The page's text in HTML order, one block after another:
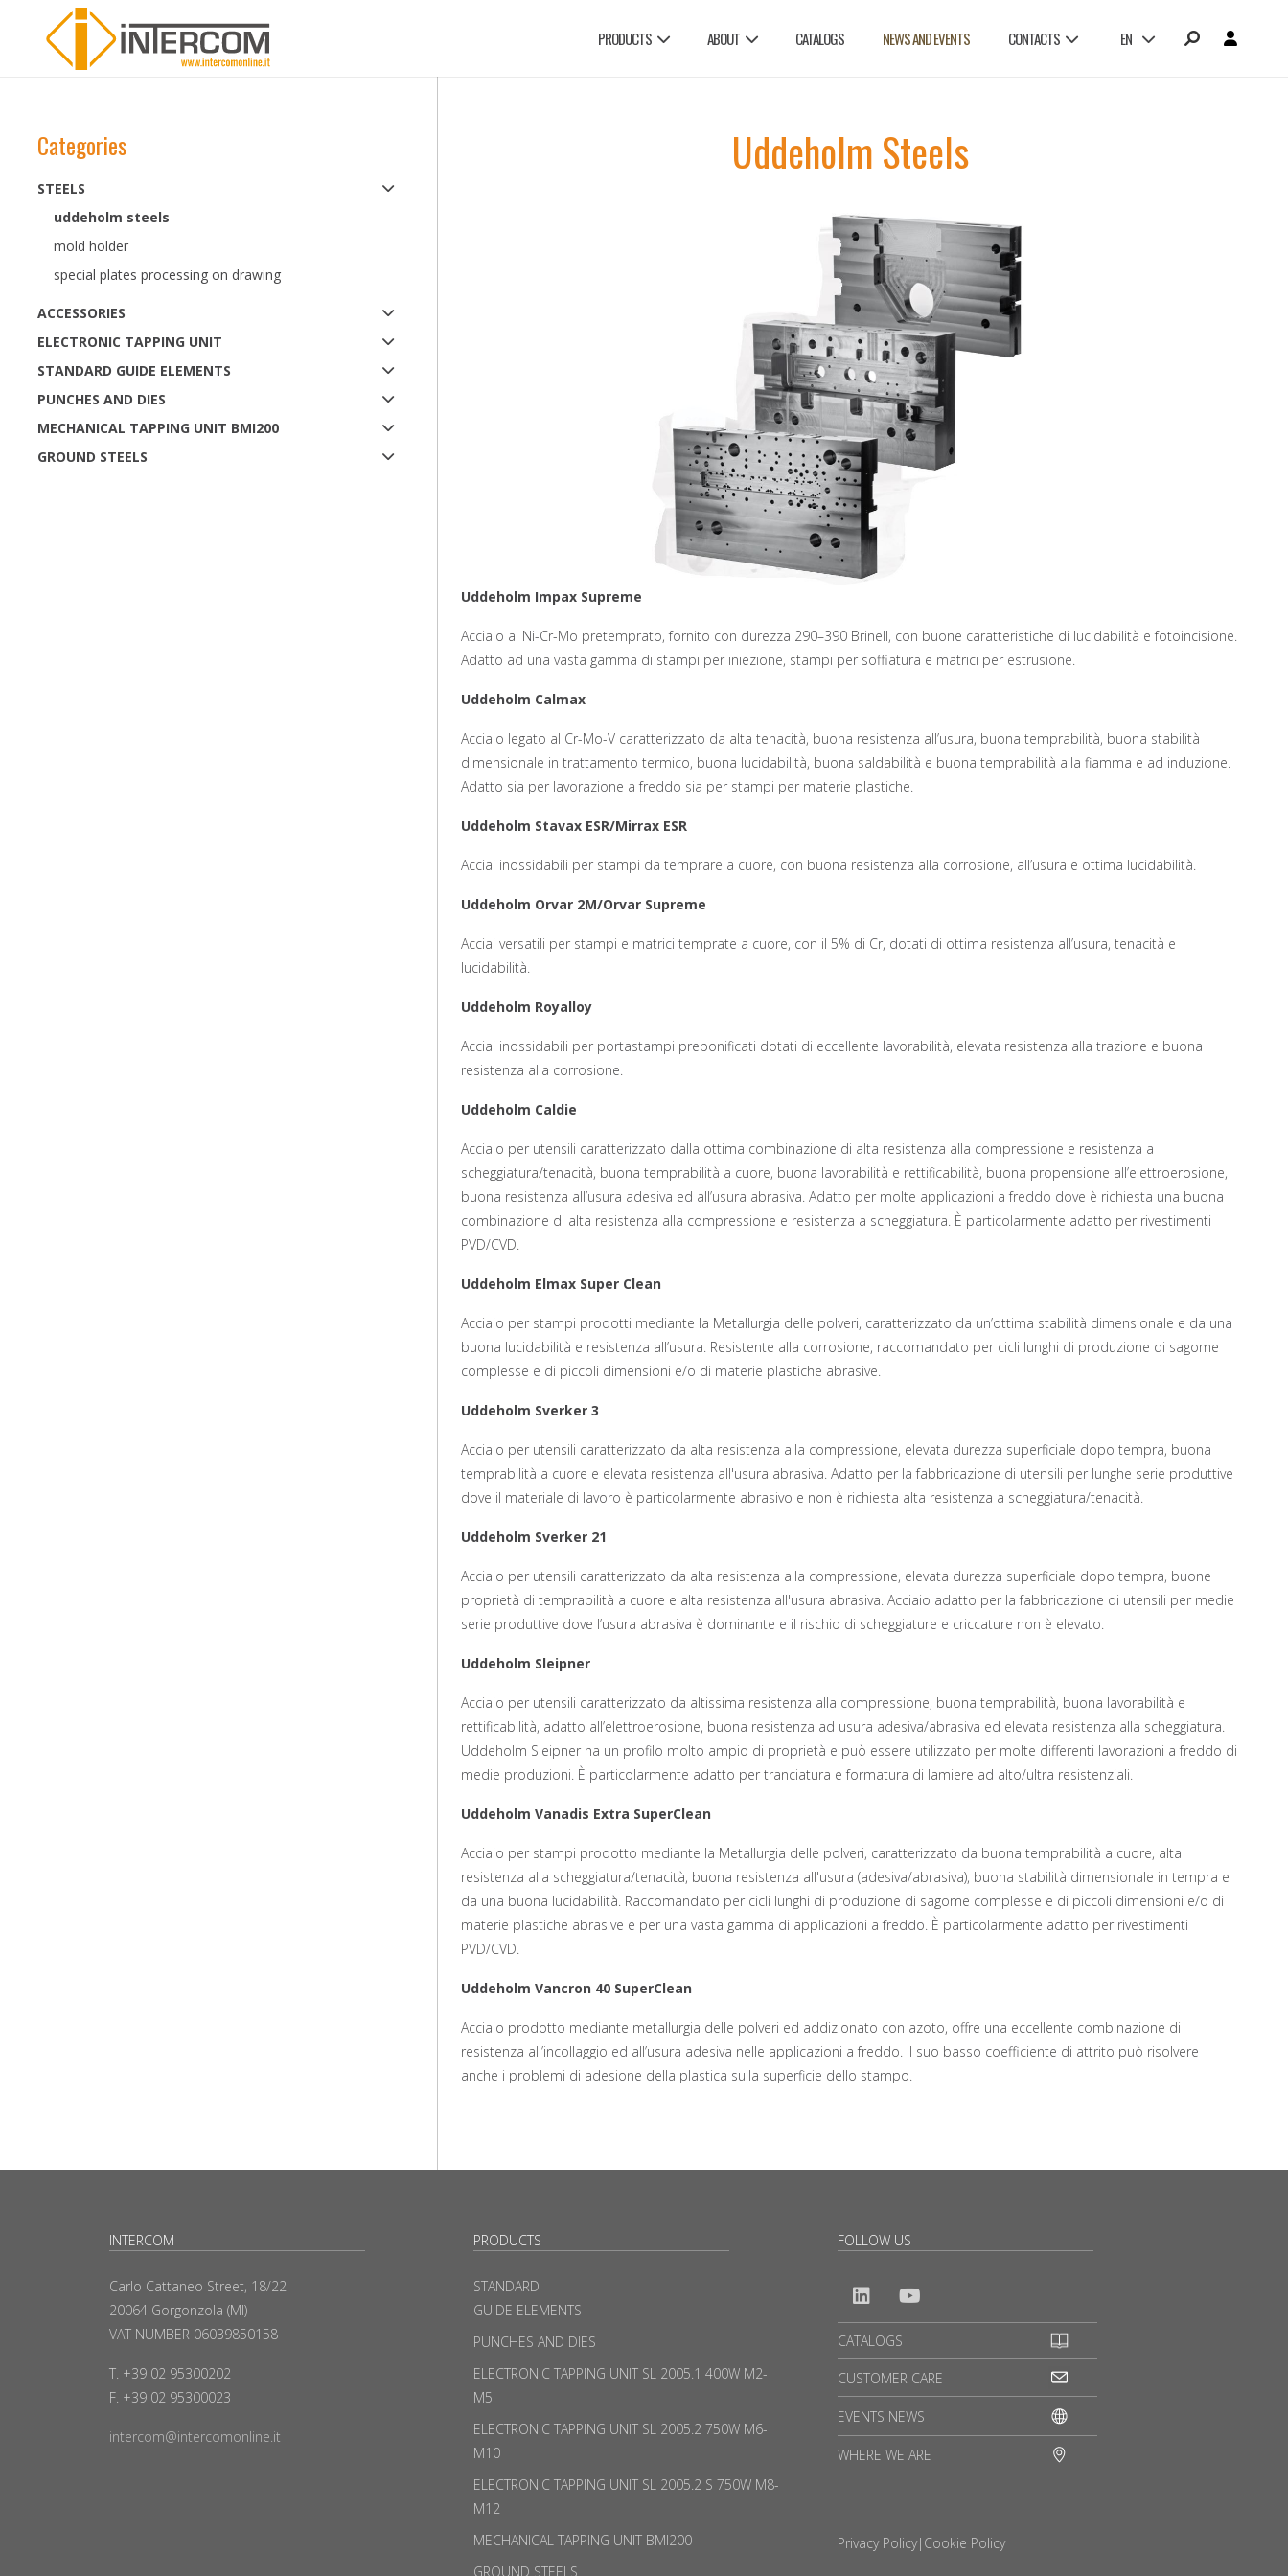
PRODUCTS ABOUT CATALOGS NEWS AND EVENTS CONTACTS EN
Categories
STEELS
uddeholm steels
mold holder
special plates processing on drawing
ACCESSORIES
ELECTRONIC TAPPING UNIT
STANDARD GUIDE ELEMENTS
PUNCHES AND DIES
MECHANICAL TAPPING UNIT BMI200
GROUND STEELS
Uddeholm Steels
Uddeholm Impax Supreme
Acciaio al Ni-Cr-Mo pretemprato, fornito con durezza 290–390 Brinell, con buone caratteristiche di lucidabilità e fotoincisione.
Adatto ad una vasta gamma di stampi per iniezione, stampi per soffiatura e matrici per estrusione.
Uddeholm Calmax
Acciaio legato al Cr-Mo-V caratterizzato da alta tenacità, buona resistenza all’usura, buona temprabilità, buona stabilità
dimensionale in trattamento termico, buona lucidabilità, buona saldabilità e buona temprabilità alla fiamma e ad induzione.
Adatto sia per lavorazione a freddo sia per stampi per materie plastiche.
Uddeholm Stavax ESR/Mirrax ESR
Acciai inossidabili per stampi da temprare a cuore, con buona resistenza alla corrosione, all’usura e ottima lucidabilità.
Uddeholm Orvar 2M/Orvar Supreme
Acciai versatili per stampi e matrici temprate a cuore, con il 5% di Cr, dotati di ottima resistenza all’usura, tenacità e
lucidabilità.
Uddeholm Royalloy
Acciai inossidabili per portastampi prebonificati dotati di eccellente lavorabilità, elevata resistenza alla trazione e buona
resistenza alla corrosione.
Uddeholm Caldie
Acciaio per utensili caratterizzato dalla ottima combinazione di alta resistenza alla compressione e resistenza a
scheggiatura/tenacità, buona temprabilità a cuore, buona lavorabilità e rettificabilità, buona propensione all’elettroerosione,
buona resistenza all’usura adesiva ed all’usura abrasiva. Adatto per molte applicazioni a freddo dove è richiesta una buona
combinazione di alta resistenza alla compressione e resistenza a scheggiatura. È particolarmente adatto per rivestimenti
PVD/CVD.
Uddeholm Elmax Super Clean
Acciaio per stampi prodotti mediante la Metallurgia delle polveri, caratterizzato da un’ottima stabilità dimensionale e da una
buona lucidabilità e resistenza all’usura. Resistente alla corrosione, raccomandato per cicli lunghi di produzione di sagome
complesse e di piccoli dimensioni e/o di materie plastiche abrasive.
Uddeholm Sverker 3
Acciaio per utensili caratterizzato da alta resistenza alla compressione, elevata durezza superficiale dopo tempra, buona
temprabilità a cuore e elevata resistenza all'usura abrasiva. Adatto per la fabbricazione di utensili per lunghe serie produttive
dove il materiale di lavoro è particolarmente abrasivo e non è richiesta alta resistenza a scheggiatura/tenacità.
Uddeholm Sverker 21
Acciaio per utensili caratterizzato da alta resistenza alla compressione, elevata durezza superficiale dopo tempra, buone
proprietà di temprabilità a cuore e alta resistenza all'usura abrasiva. Acciaio adatto per la fabbricazione di utensili per medie
serie produttive dove l’usura abrasiva è dominante e il rischio di scheggiature e criccature non è elevato.
Uddeholm Sleipner
Acciaio per utensili caratterizzato da altissima resistenza alla compressione, buona temprabilità, buona lavorabilità e
rettificabilità, adatto all’elettroerosione, buona resistenza ad usura adesiva/abrasiva ed elevata resistenza alla scheggiatura.
Uddeholm Sleipner ha un profilo molto ampio di proprietà e può essere utilizzato per molte differenti lavorazioni a freddo di
medie produzioni. È particolarmente adatto per tranciatura e formatura di lamiere ad alto/ultra resistenziali.
Uddeholm Vanadis Extra SuperClean
Acciaio per stampi prodotto mediante la Metallurgia delle polveri, caratterizzato da buona temprabilità a cuore, alta
resistenza alla scheggiatura/tenacità, buona resistenza all'usura (adesiva/abrasiva), buona stabilità dimensionale in tempra e
da una buona lucidabilità. Raccomandato per cicli lunghi di produzione di sagome complesse e di piccoli dimensioni e/o di
materie plastiche abrasive e per una vasta gamma di applicazioni a freddo. È particolarmente adatto per rivestimenti
PVD/CVD.
Uddeholm Vancron 40 SuperClean
Acciaio prodotto mediante metallurgia delle polveri ed addizionato con azoto, offre una eccellente combinazione di
resistenza all’incollaggio ed all’usura adesiva nelle applicazioni a freddo. Il suo basso coefficiente di attrito può risolvere
anche i problemi di adesione della plastica sulla superficie dello stampo.
INTERCOM
Carlo Cattaneo Street, 18/22
20064 Gorgonzola (MI)
VAT NUMBER 06039850158
T. +39 02 95300202
F. +39 02 95300023
intercom@intercomonline.it
PRODUCTS
STANDARD
GUIDE ELEMENTS
PUNCHES AND DIES
ELECTRONIC TAPPING UNIT SL 2005.1 400W M2-
M5
ELECTRONIC TAPPING UNIT SL 2005.2 750W M6-
M10
ELECTRONIC TAPPING UNIT SL 2005.2 S 750W M8-
M12
MECHANICAL TAPPING UNIT BMI200
GROUND STEELS
FOLLOW US
CATALOGS
CUSTOMER CARE
EVENTS NEWS
WHERE WE ARE
Privacy Policy| Cookie Policy